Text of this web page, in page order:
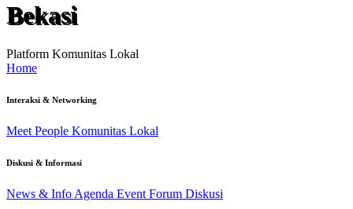
Bekasi
Platform Komunitas Lokal
Home
Interaksi & Networking
Meet People Komunitas Lokal
Diskusi & Informasi
News & Info Agenda Event Forum Diskusi